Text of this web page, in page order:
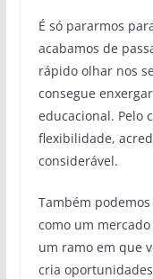
É só pararmos
acabamos de
rápido olhar nos
consegue
educacional. Pelo
flexibilidade,
considerável.
Também
como um
um ramo em que
cria